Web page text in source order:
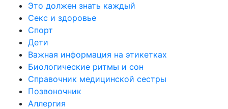
Это должен знать каждый
Секс и здоровье
Спорт
Дети
Важная информация на этикетках
Биологические ритмы и сон
Справочник медицинской сестры
Позвоночник
Аллергия